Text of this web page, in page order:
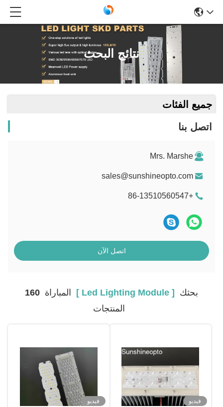
نتائج البحث
جميع الفئات
اتصل بنا
Mrs. Marshe
sales@sunshineopto.com
+86-13510560547
اتصل الآن
بحثك [ Led Lighting Module ] المباراة 160
المنتجات
فيديو
فيديو